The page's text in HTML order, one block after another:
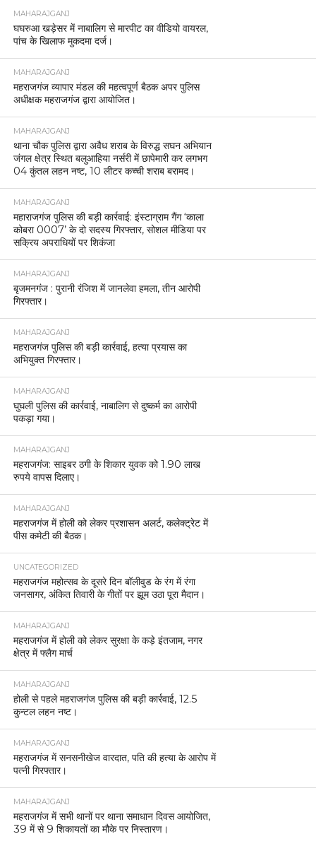
MAHARAJGANJ
घघरुआ खड़ेसर में नाबालिग से मारपीट का वीडियो वायरल,
पांच के खिलाफ मुकदमा दर्ज।
MAHARAJGANJ
महराजगंज व्यापार मंडल की महत्वपूर्ण बैठक अपर पुलिस
अधीक्षक महराजगंज द्वारा आयोजित।
MAHARAJGANJ
थाना चौक पुलिस द्वारा अवैध शराब के विरुद्ध सघन अभियान
जंगल क्षेत्र स्थित बलुआहिया नर्सरी में छापेमारी कर लगभग
04 कुंतल लहन नष्ट, 10 लीटर कच्ची शराब बरामद।
MAHARAJGANJ
महाराजगंज पुलिस की बड़ी कार्रवाई: इंस्टाग्राम गैंग ‘काला
कोबरा 0007’ के दो सदस्य गिरफ्तार, सोशल मीडिया पर
सक्रिय अपराधियों पर शिकंजा
MAHARAJGANJ
बृजमनगंज : पुरानी रंजिश में जानलेवा हमला, तीन आरोपी
गिरफ्तार।
MAHARAJGANJ
महराजगंज पुलिस की बड़ी कार्रवाई, हत्या प्रयास का
अभियुक्त गिरफ्तार।
MAHARAJGANJ
घुघली पुलिस की कार्रवाई, नाबालिग से दुष्कर्म का आरोपी
पकड़ा गया।
MAHARAJGANJ
महराजगंज: साइबर ठगी के शिकार युवक को 1.90 लाख
रुपये वापस दिलाए।
MAHARAJGANJ
महराजगंज में होली को लेकर प्रशासन अलर्ट, कलेक्ट्रेट में
पीस कमेटी की बैठक।
UNCATEGORIZED
महराजगंज महोत्सव के दूसरे दिन बॉलीवुड के रंग में रंगा
जनसागर, अंकित तिवारी के गीतों पर झूम उठा पूरा मैदान।
MAHARAJGANJ
महराजगंज में होली को लेकर सुरक्षा के कड़े इंतजाम, नगर
क्षेत्र में फ्लैग मार्च
MAHARAJGANJ
होली से पहले महराजगंज पुलिस की बड़ी कार्रवाई, 12.5
कुन्टल लहन नष्ट।
MAHARAJGANJ
महराजगंज में सनसनीखेज वारदात, पति की हत्या के आरोप में
पत्नी गिरफ्तार।
MAHARAJGANJ
महराजगंज में सभी थानों पर थाना समाधान दिवस आयोजित,
39 में से 9 शिकायतों का मौके पर निस्तारण।